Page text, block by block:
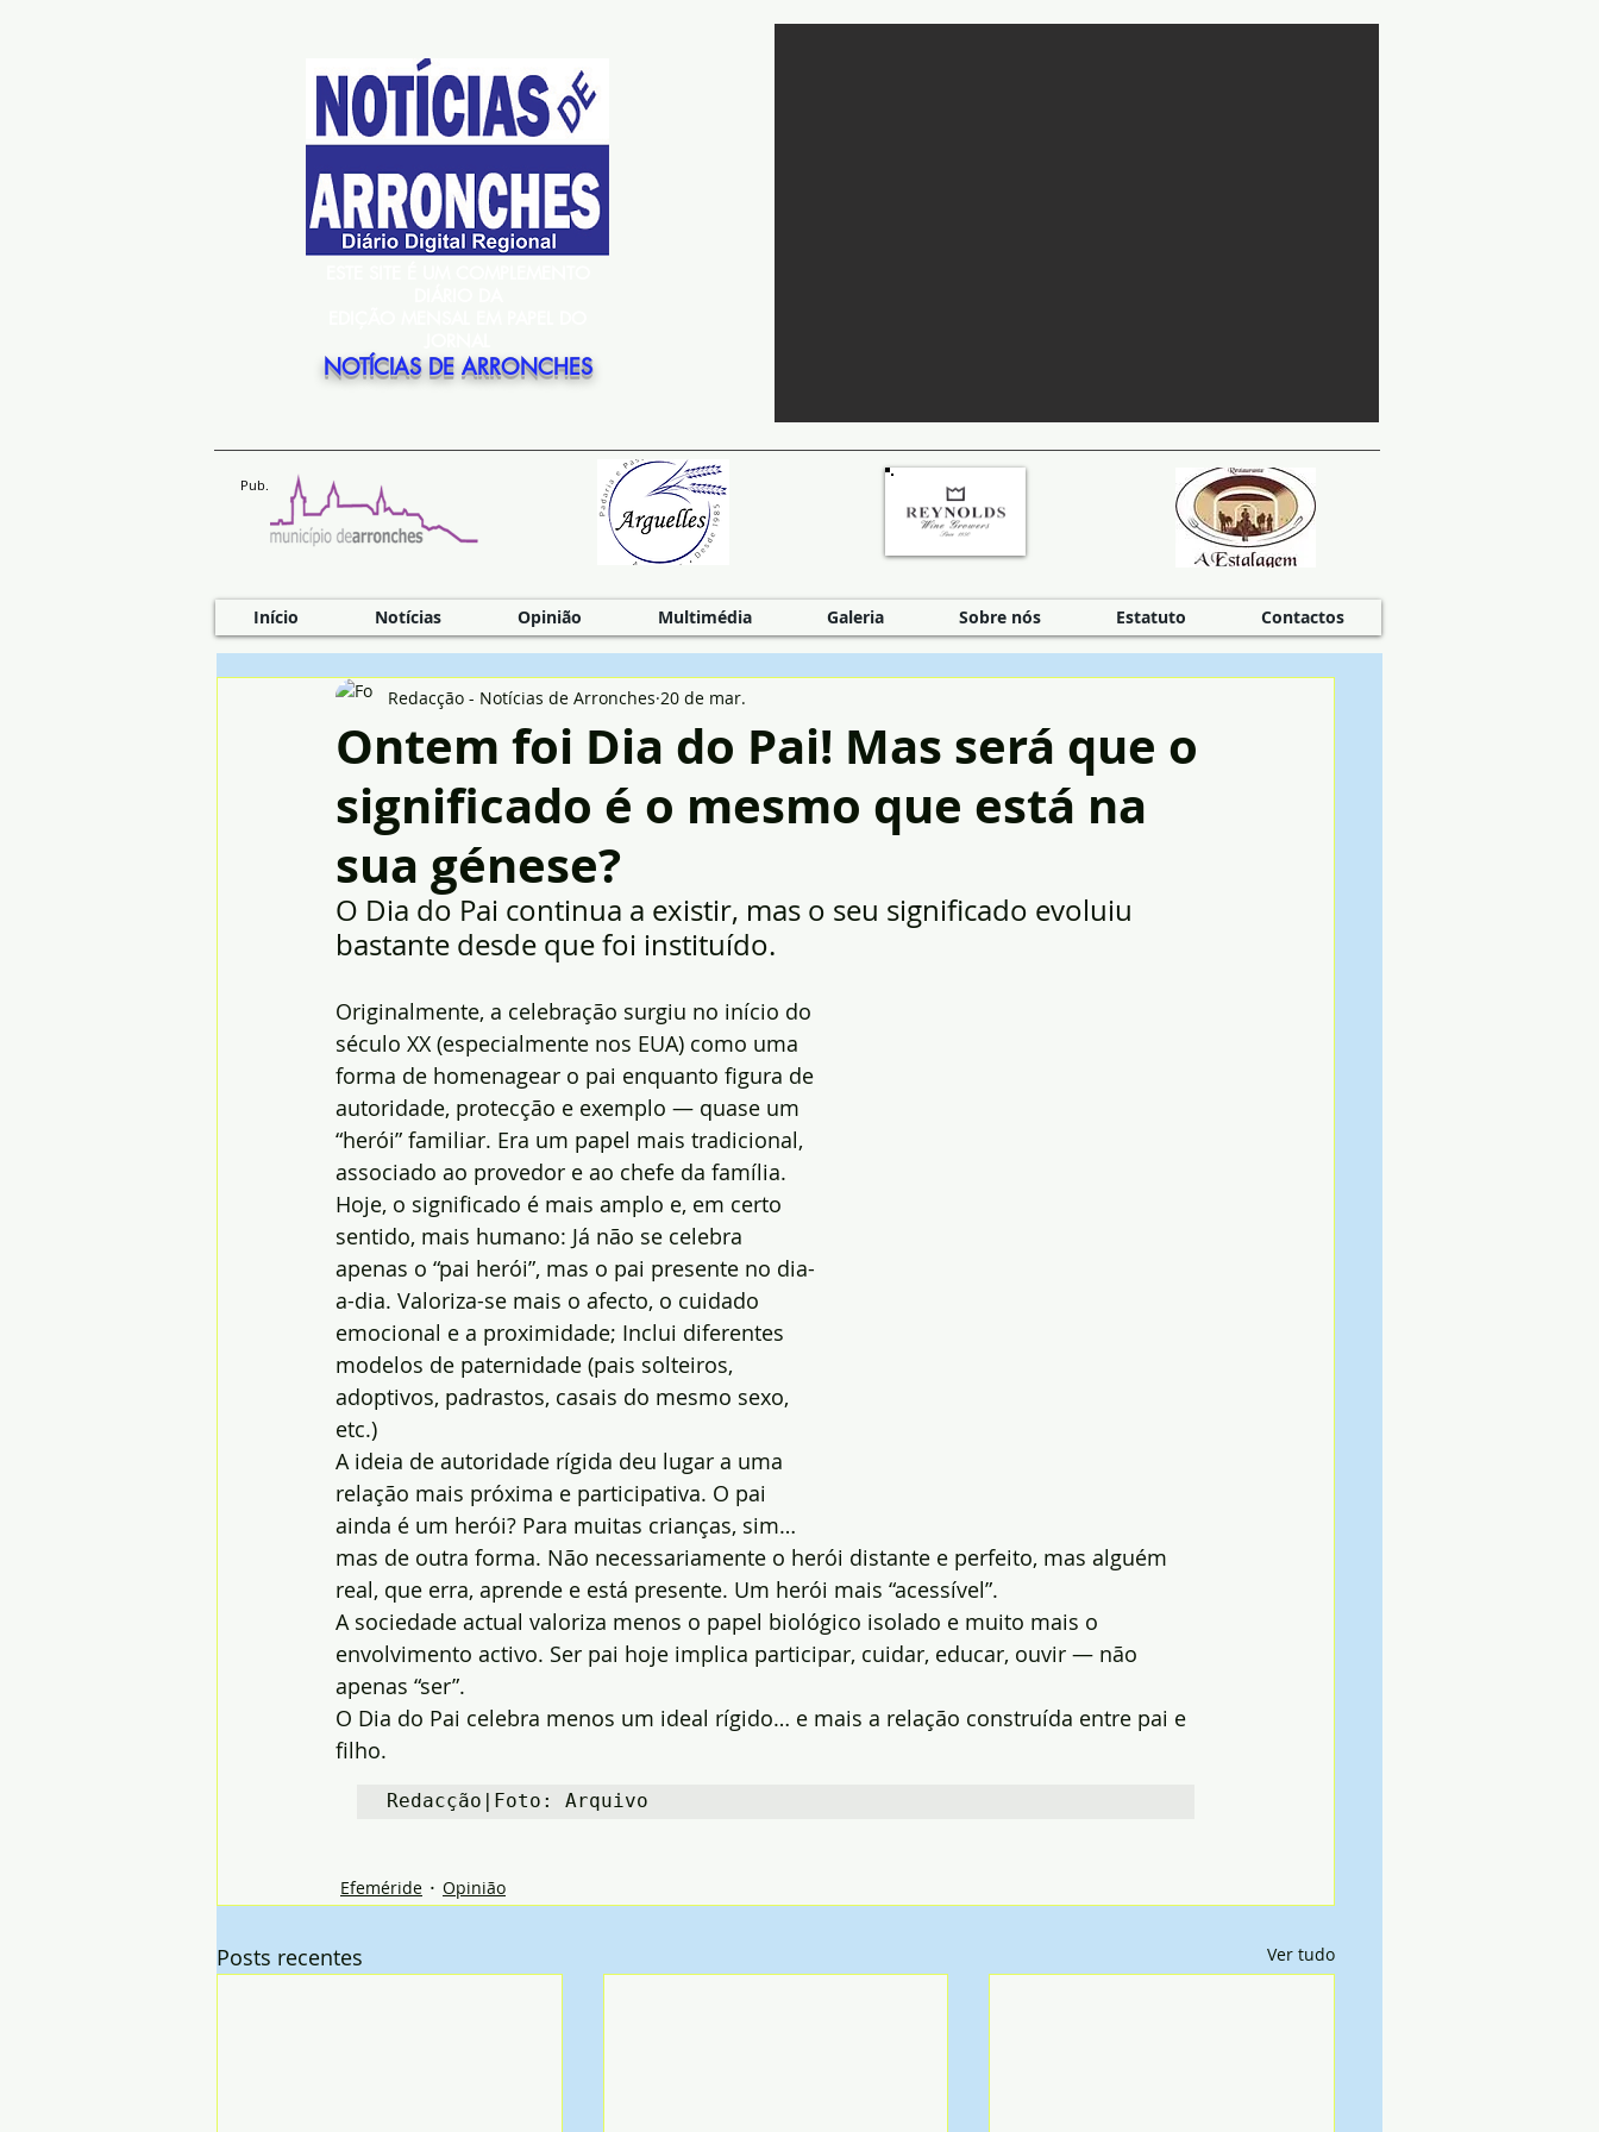
NOTÍCIAS DE ARRONCHES
Pub.
Início Notícias Opinião Multimédia Galeria Sobre nós Estatuto Contactos
Ontem foi Dia do Pai! Mas será que o
significado é o mesmo que está na
sua génese?
Redacção - Notícias de Arronches 20 de mar.
O Dia do Pai continua a existir, mas o seu significado evoluiu
bastante desde que foi instituído.
Originalmente, a celebração surgiu no início do
século XX (especialmente nos EUA) como uma
forma de homenagear o pai enquanto figura de
autoridade, protecção e exemplo — quase um
“herói” familiar. Era um papel mais tradicional,
associado ao provedor e ao chefe da família.
Hoje, o significado é mais amplo e, em certo
sentido, mais humano: Já não se celebra
apenas o “pai herói”, mas o pai presente no dia-
a-dia. Valoriza-se mais o afecto, o cuidado
emocional e a proximidade; Inclui diferentes
modelos de paternidade (pais solteiros,
adoptivos, padrastos, casais do mesmo sexo,
etc.)
A ideia de autoridade rígida deu lugar a uma
relação mais próxima e participativa. O pai
ainda é um herói? Para muitas crianças, sim…
mas de outra forma. Não necessariamente o herói distante e perfeito, mas alguém
real, que erra, aprende e está presente. Um herói mais “acessível”.
A sociedade actual valoriza menos o papel biológico isolado e muito mais o
envolvimento activo. Ser pai hoje implica participar, cuidar, educar, ouvir — não
apenas “ser”.
O Dia do Pai celebra menos um ideal rígido… e mais a relação construída entre pai e
filho.
Redacção|Foto: Arquivo
Efeméride Opinião
Posts recentes Ver tudo